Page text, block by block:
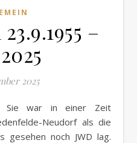
–
2025
Neudorf als die
gesehen noch JWD lag.